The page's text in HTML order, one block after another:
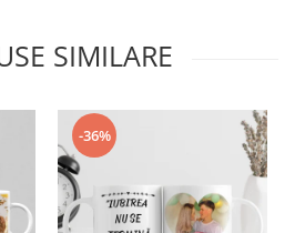
SIMILARE
-36%